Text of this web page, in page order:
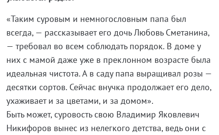
«Таким суровым и немногословным папа был
всегда, — рассказывает его дочь Любовь Сметанина,
— требовал во всем соблюдать порядок. В доме у
них с мамой даже уже в преклонном возрасте была
идеальная чистота. А в саду папа выращивал розы —
десятки сортов. Сейчас внучка продолжает его дело,
ухаживает и за цветами, и за домом».
Быть может, суровость свою Владимир Яковлевич
Никифоров вынес из нелегкого детства, ведь они с